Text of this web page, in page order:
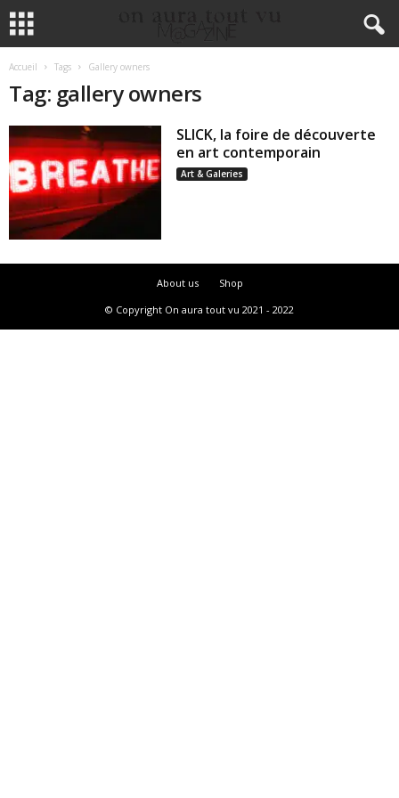
Accueil Tags Gallery owners
Tag: gallery owners
SLICK, la foire de découverte
en art contemporain
Art & Galeries
About us
Shop
© Copyright On aura tout vu 2021 - 2022